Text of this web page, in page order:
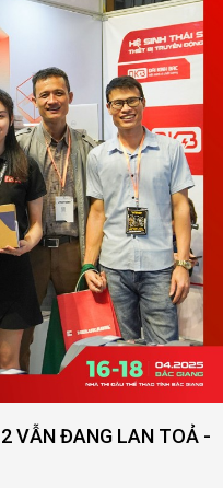
-
ĐẠI KINH BẮC
LƯỢNG DỊCH VỤ
XEM THÊM